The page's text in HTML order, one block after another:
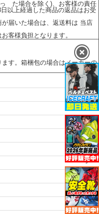
た場合を除く)、お客様の責任
以上経過した商品の返品はお受
届いた場合は、返送料は 当店
客様負担となります。
す。箱梱包の場合はメーカーの